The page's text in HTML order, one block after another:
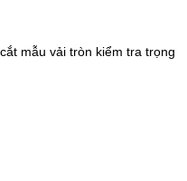
mẫu vải tròn kiểm tra trọng